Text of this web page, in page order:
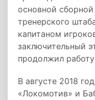
основной
тренерского
капитаном
заключительный
продолжил
В августе 2018
«Локомотив» и